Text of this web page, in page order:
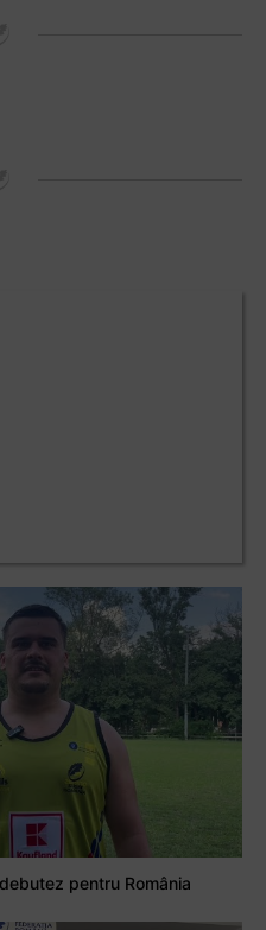
pentru România